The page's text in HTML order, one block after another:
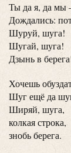
Ты да я, да мы
Дождались:
Шуруй, шуга!
Шугай, шуга!
Дзынь в
Хочешь
Шуг ещё да
Ширяй, шуга,
колкая строка,
знобь берега.